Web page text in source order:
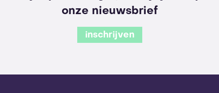
onze nieuwsbrief
inschrijven